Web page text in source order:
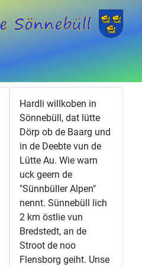
Hardli willkoben in
Sönnebüll, dat lütte
Dörp ob de Baarg und
in de Deebte vun de
Lütte Au. Wie warn
uck geern de
"Sünnbüller Alpen"
nennt. Sünnebüll lich
2 km östlie vun
Bredstedt, an de
Stroot de noo
Flensborg geiht. Unse